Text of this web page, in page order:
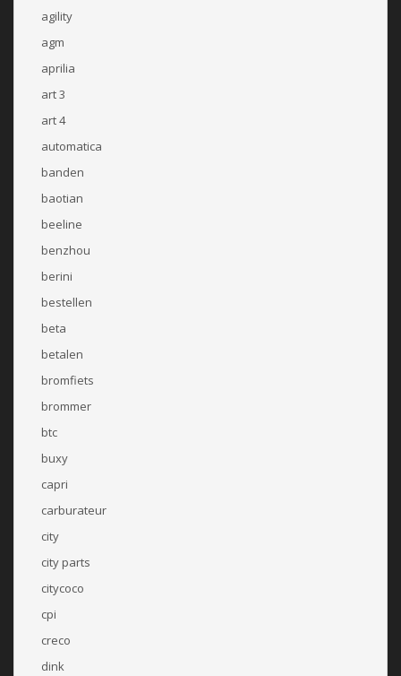
agility
agm
aprilia
art 3
art 4
automatica
banden
baotian
beeline
benzhou
berini
bestellen
beta
betalen
bromfiets
brommer
btc
buxy
capri
carburateur
city
city parts
citycoco
cpi
creco
dink